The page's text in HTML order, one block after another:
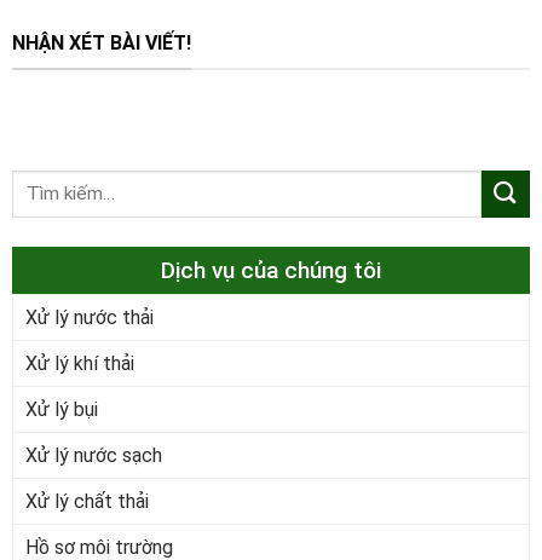
NHẬN XÉT BÀI VIẾT!
Dịch vụ của chúng tôi
Xử lý nước thải
Xử lý khí thải
Xử lý bụi
Xử lý nước sạch
Xử lý chất thải
Hồ sơ môi trường